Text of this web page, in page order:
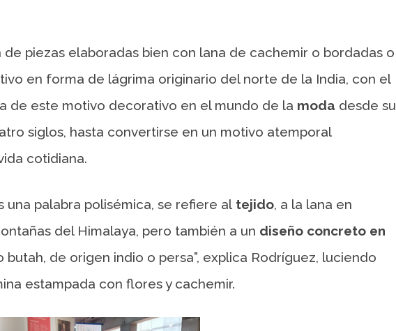
piezas elaboradas bien con lana de cachemir o bordadas o
en forma de lágrima originario del norte de la India, con el
de este motivo decorativo en el mundo de la moda desde su
siglos, hasta convertirse en un motivo atemporal
cotidiana.
una palabra polisémica, se refiere al tejido, a la lana en
del Himalaya, pero también a un diseño concreto en
butah, de origen indio o persa”, explica Rodríguez, luciendo
estampada con flores y cachemir.